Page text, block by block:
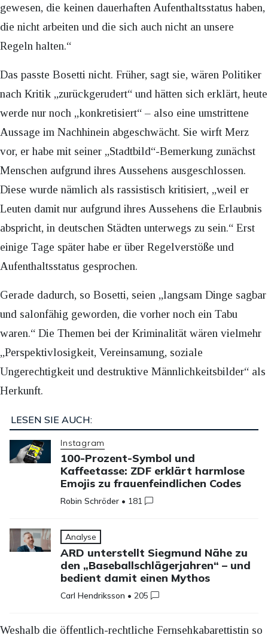
gewesen, die keinen dauerhaften Aufenthaltsstatus haben,
die nicht arbeiten und die sich auch nicht an unsere
Regeln halten.“
Das passte Bosetti nicht. Früher, sagt sie, wären Politiker
nach Kritik „zurückgerudert“ und hätten sich erklärt, heute
werde nur noch „konkretisiert“ – also eine umstrittene
Aussage im Nachhinein abgeschwächt. Sie wirft Merz
vor, er habe mit seiner „Stadtbild“-Bemerkung zunächst
Menschen aufgrund ihres Aussehens ausgeschlossen.
Diese wurde nämlich als rassistisch kritisiert, „weil er
Leuten damit nur aufgrund ihres Aussehens die Erlaubnis
abspricht, in deutschen Städten unterwegs zu sein.“ Erst
einige Tage später habe er über Regelverstöße und
Aufenthaltsstatus gesprochen.
Gerade dadurch, so Bosetti, seien „langsam Dinge sagbar
und salonfähig geworden, die vorher noch ein Tabu
waren.“ Die Themen bei der Kriminalität wären vielmehr
„Perspektivlosigkeit, Vereinsamung, soziale
Ungerechtigkeit und destruktive Männlichkeitsbilder“ als
Herkunft.
LESEN SIE AUCH:
Instagram
100-Prozent-Symbol und
Kaffeetasse: ZDF erklärt harmlose
Emojis zu frauenfeindlichen Codes
Robin Schröder • 181
Analyse
ARD unterstellt Siegmund Nähe zu
den „Baseballschlägerjahren“ – und
bedient damit einen Mythos
Carl Hendriksson •205
Weshalb die öffentlich-rechtliche Fernsehkabarettistin so